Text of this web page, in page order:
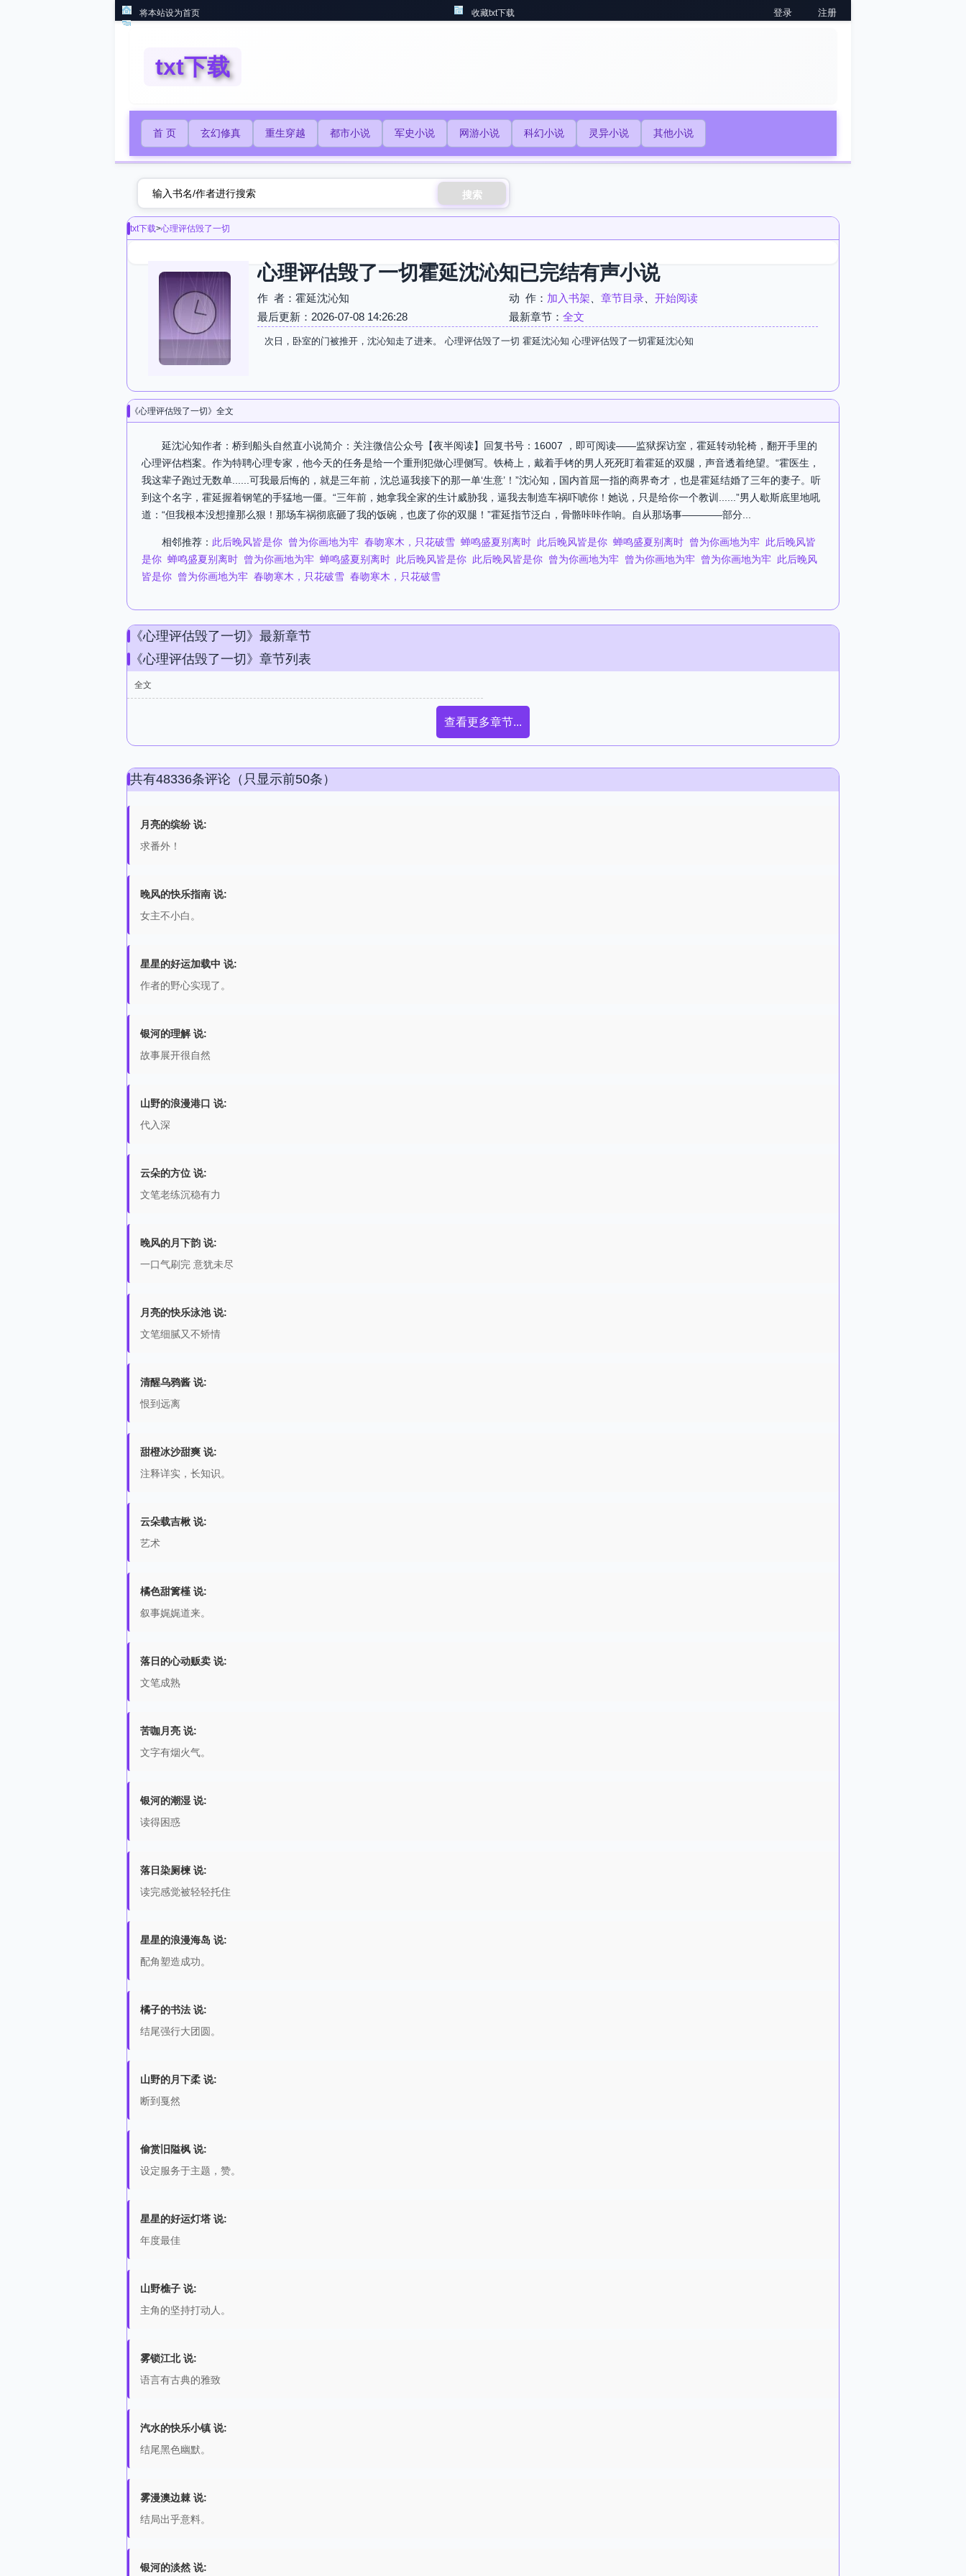
将本站设为首页 收藏txt下载 登录 注册
txt下载
首 页 玄幻修真 重生穿越 都市小说 军史小说 网游小说 科幻小说 灵异小说 其他小说
搜索
txt下载>心理评估毁了一切
心理评估毁了一切霍延沈沁知已完结有声小说
作 者：霍延沈沁知 动 作： 加入书架 章节目录
开始阅读
最后更新：2026-07-08 14:26:28
最新章节： 全文
次日，卧室的门被推开，沈沁知走了进来。 心理评估毁了一切 霍延沈沁知 心理评估毁了一切霍延沈沁知
《心理评估毁了一切》全文
延沈沁知作者：桥到船头自然直小说简介：关注微信公众号【夜半阅读】回复书号：16007 ，即可阅读——监狱探访室，霍延转动轮椅，翻开手里的
心理评估档案。作为特聘心理专家，他今天的任务是给一个重刑犯做心理侧写。铁椅上，戴着手铐的男人死死盯着霍延的双腿，声音透着绝望。“霍医生，
我这辈子跑过无数单......可我最后悔的，就是三年前，沈总逼我接下的那一单‘生意’！”沈沁知，国内首屈一指的商界奇才，也是霍延结婚了三年的妻子。听
到这个名字，霍延握着钢笔的手猛地一僵。“三年前，她拿我全家的生计威胁我，逼我去制造车祸吓唬你！她说，只是给你一个教训......”男人歇斯底里地吼
道：“但我根本没想撞那么狠！那场车祸彻底砸了我的饭碗，也废了你的双腿！”霍延指节泛白，骨骼咔咔作响。自从那场事————部分...
相邻推荐： 此后晚风皆是你 曾为你画地为牢 春吻寒木，只花破雪 蝉鸣盛夏别离时 此后晚风皆是你 蝉鸣盛夏别离时 曾为你画地为牢 此后晚风皆
是你 蝉鸣盛夏别离时 曾为你画地为牢 蝉鸣盛夏别离时 此后晚风皆是你 此后晚风皆是你 曾为你画地为牢 曾为你画地为牢 曾为你画地为牢 此后晚风
皆是你 曾为你画地为牢 春吻寒木，只花破雪 春吻寒木，只花破雪
《心理评估毁了一切》最新章节
《心理评估毁了一切》章节列表
全文
查看更多章节...
共有48336条评论（只显示前50条）
月亮的缤纷 说:
求番外！
晚风的快乐指南 说:
女主不小白。
星星的好运加载中 说:
作者的野心实现了。
银河的理解 说:
故事展开很自然
山野的浪漫港口 说:
代入深
云朵的方位 说:
文笔老练沉稳有力
晚风的月下韵 说:
一口气刷完 意犹未尽
月亮的快乐泳池 说:
文笔细腻又不矫情
清醒乌鸦酱 说:
恨到远离
甜橙冰沙甜爽 说:
注释详实，长知识。
云朵载吉楸 说:
艺术
橘色甜篱槿 说:
叙事娓娓道来。
落日的心动贩卖 说:
文笔成熟
苦咖月亮 说:
文字有烟火气。
银河的潮湿 说:
读得困惑
落日染厕楝 说:
读完感觉被轻轻托住
星星的浪漫海岛 说:
配角塑造成功。
橘子的书法 说:
结尾强行大团圆。
山野的月下柔 说:
断到戛然
偷赏旧隘枫 说:
设定服务于主题，赞。
星星的好运灯塔 说:
年度最佳
山野樵子 说:
主角的坚持打动人。
雾锁江北 说:
语言有古典的雅致
汽水的快乐小镇 说:
结尾黑色幽默。
雾漫澳边棘 说:
结局出乎意料。
银河的淡然 说: